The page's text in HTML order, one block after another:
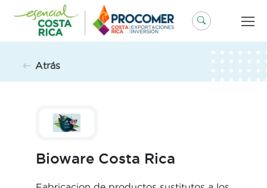
contenido
Atrás
Bioware Costa Rica